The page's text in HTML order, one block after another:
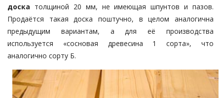
доска толщиной 20 мм, не имеющая шпунтов и пазов.
Продаётся такая доска поштучно, в целом аналогична
предыдущим вариантам, а для её производства
используется «сосновая древесина 1 сорта», что
аналогично сорту Б.